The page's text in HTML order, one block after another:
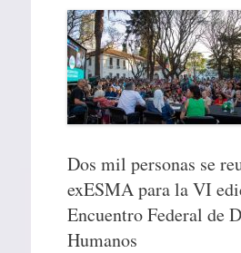
Dos mil personas se
exESMA para la VI
Encuentro Federal de
Humanos